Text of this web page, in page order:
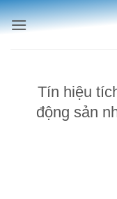
Bỏ
qua
Tín hiệu
động sản